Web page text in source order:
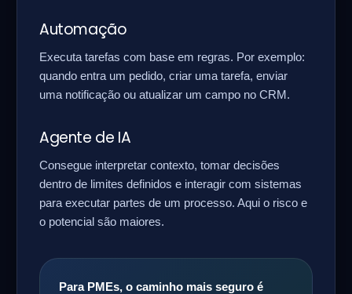
Automação
Executa tarefas com base em regras. Por exemplo:
quando entra um pedido, criar uma tarefa, enviar
uma notificação ou atualizar um campo no CRM.
Agente de IA
Consegue interpretar contexto, tomar decisões
dentro de limites definidos e interagir com sistemas
para executar partes de um processo. Aqui o risco e
o potencial são maiores.
Para PMEs, o caminho mais seguro é